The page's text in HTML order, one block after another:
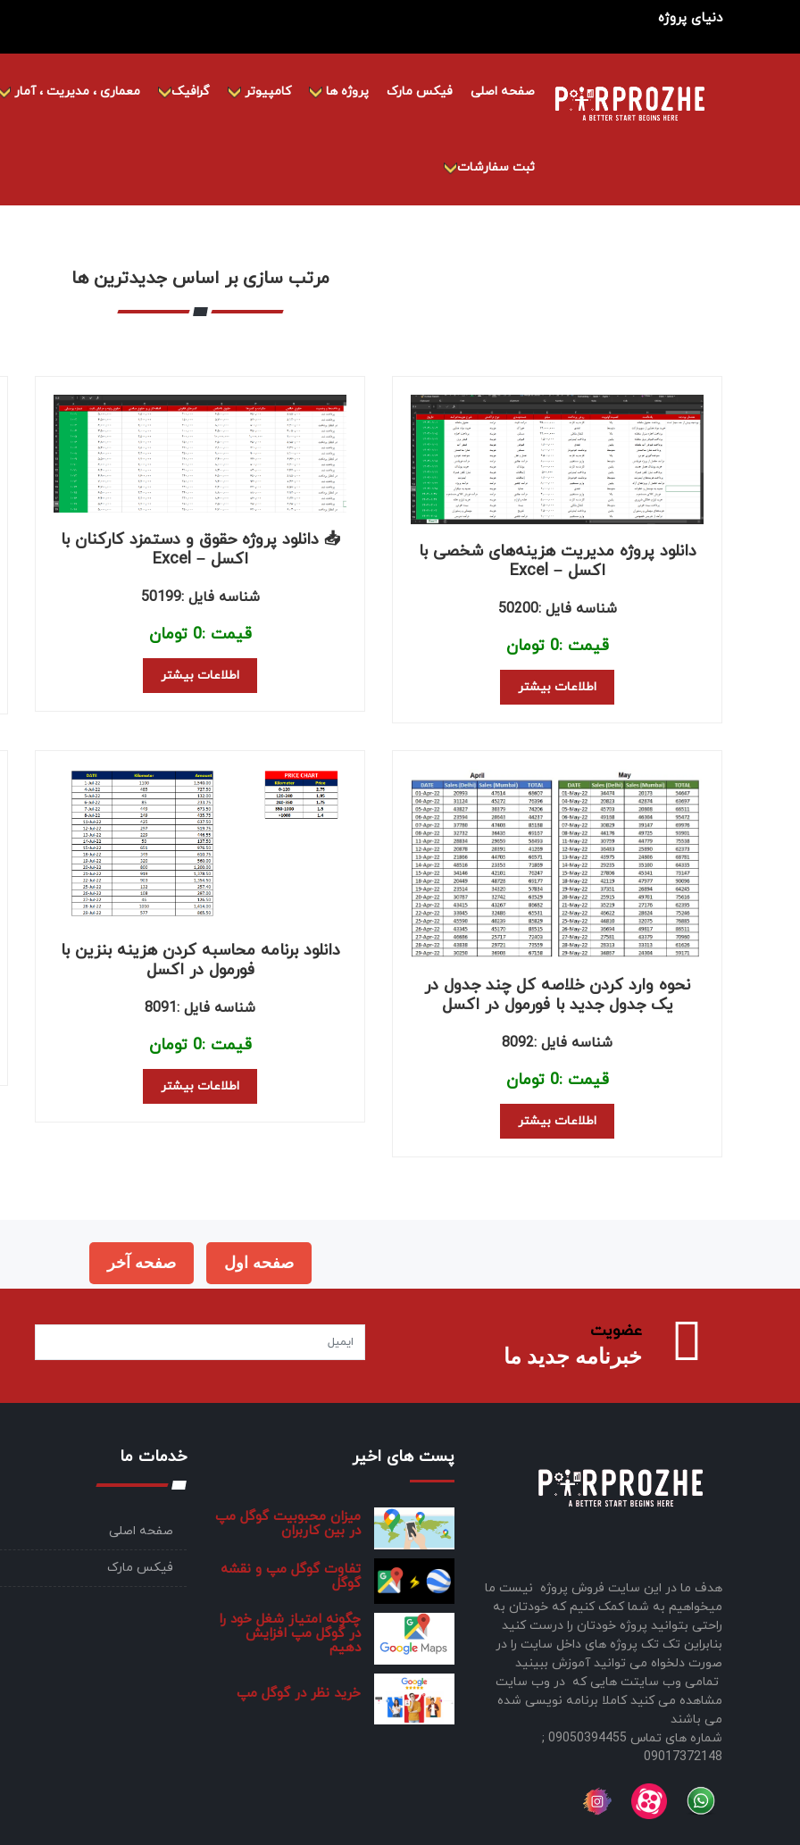
دنیای پروژه
صفحه اصلی فیکس مارک پروژه ها کامپیوتر گرافیک معماری ، مدیریت ، آمار
ثبت سفارشات
مرتب سازی بر اساس جدیدترین ها
دانلود پروژه مدیریت هزینه‌های شخصی با
اکسل – Excel
شناسه فایل :50200
قیمت :0 تومان
اطلاعات بیشتر
📥 دانلود پروژه حقوق و دستمزد کارکنان با
اکسل – Excel
شناسه فایل :50199
قیمت :0 تومان
اطلاعات بیشتر
نحوه وارد کردن خلاصه کل چند جدول در
یک جدول جدید با فورمول در اکسل
شناسه فایل :8092
قیمت :0 تومان
اطلاعات بیشتر
دانلود برنامه محاسبه کردن هزینه بنزین با
فورمول در اکسل
شناسه فایل :8091
قیمت :0 تومان
اطلاعات بیشتر
صفحه اول صفحه آخر
عضویت
خبرنامه جدید ما
هدف ما در این سایت فروش پروژه نیست ما
میخواهیم به شما کمک کنیم که خودتان به
راحتی بتوانید پروژه خودتان را درست کنید
بنابراین تک تک پروژه های داخل سایت را در
صورت دلخواه می توانید آموزش ببینید
تمامی وب سایتت هایی که در وب سایت
مشاهده می کنید کاملا برنامه نویسی شده
می باشند
شماره های تماس 09050394455 ;
09017372148
پست های اخیر
میزان محبوبیت گوگل مپ
در بین کاربران
تفاوت گوگل مپ و نقشه
گوگل
چگونه امتیاز شغل خود را
در گوگل مپ افزایش
دهیم
خرید نظر در گوگل مپ
خدمات ما
صفحه اصلی
فیکس مارک